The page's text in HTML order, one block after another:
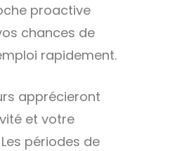
proactive
chances de
rapidement.
apprécieront
et votre
périodes de